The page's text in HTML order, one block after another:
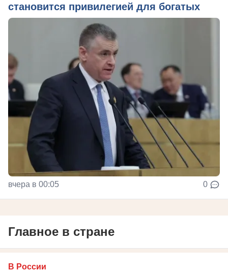
становится привилегией для богатых
вчера в 00:05 0
Главное в стране
В России